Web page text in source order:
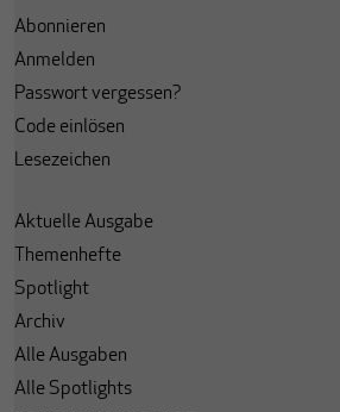
Abonnieren
Anmelden
Passwort vergessen?
Code einlösen
Lesezeichen
Aktuelle Ausgabe
Themenhefte
Spotlight
Archiv
Alle Ausgaben
Alle Spotlights